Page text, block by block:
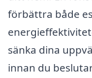
förbättra både
sänka dina
innan du